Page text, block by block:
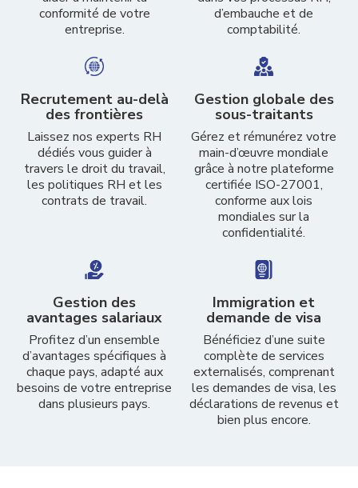
conformité de votre
entreprise.
d’embauche et de
comptabilité.
Recrutement au-delà
des frontières
Laissez nos experts RH
dédiés vous guider à
travers le droit du travail,
les politiques RH et les
contrats de travail.
Gestion globale des
sous-traitants
Gérez et rémunérez votre
main-d’œuvre mondiale
grâce à notre plateforme
certifiée ISO-27001,
conforme aux lois
mondiales sur la
confidentialité.
Gestion des
avantages salariaux
Profitez d’un ensemble
d’avantages spécifiques à
chaque pays, adapté aux
besoins de votre entreprise
dans plusieurs pays.
Immigration et
demande de visa
Bénéficiez d’une suite
complète de services
externalisés, comprenant
les demandes de visa, les
déclarations de revenus et
bien plus encore.